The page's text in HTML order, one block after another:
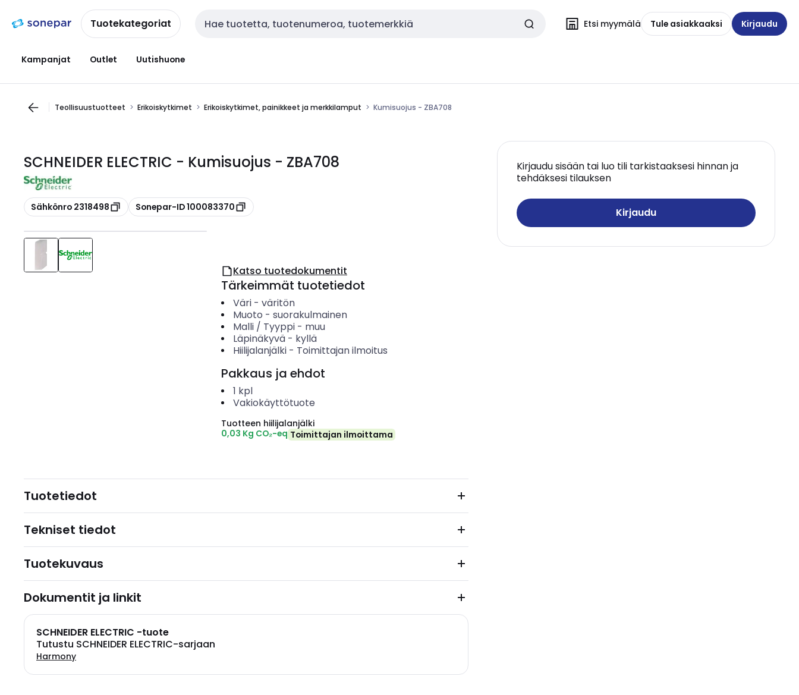
navigointiinsisältöönTuotekategoriat Haku Etsi myymälä Tule asiakkaaksi Kirjaudu
Kampanjat Outlet Uutishuone
Teollisuustuotteet Erikoiskytkimet Erikoiskytkimet, painikkeet ja merkkilamput Kumisuojus - ZBA708
SCHNEIDER ELECTRIC - Kumisuojus - ZBA708
Kopioi
Sähkönro 2318498 Kopioi
Sonepar-ID 100083370
Kirjaudu sisään tai luo tili tarkistaaksesi hinnan ja
tehdäksesi tilauksen
Kirjaudu
Katso tuotedokumentit
Tärkeimmät tuotetiedot
Väri- väritön
Muoto - suorakulmainen
Malli / Tyyppi- muu
Läpinäkyvä- kyllä
Hiilijalanjälki- Toimittajan ilmoitus
Pakkaus ja ehdot
1 kpl
Vakiokäyttötuote
Tuotteen hiilijalanjälki
0,03 Kg CO₂-eq Toimittajan ilmoittama
Tuotetiedot
Tekniset tiedot
Tuotekuvaus
Dokumentit ja linkit
SCHNEIDER ELECTRIC -tuote
Tutustu SCHNEIDER ELECTRIC-sarjaan
Harmony